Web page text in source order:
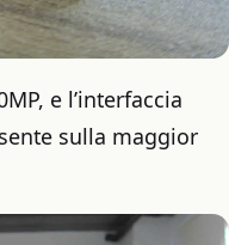
e l’interfaccia
sulla maggior